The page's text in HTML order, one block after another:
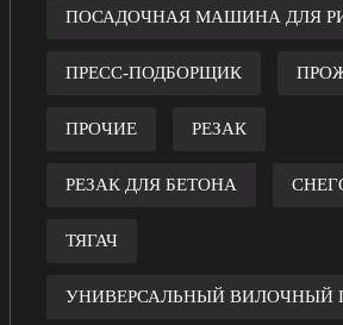
ПОСАДОЧНАЯ МАШИНА ДЛЯ
ПРЕСС-ПОДБОРЩИК
ПРОЧИЕ РЕЗАК
РЕЗАК ДЛЯ БЕТОНА
ТЯГАЧ
УНИВЕРСАЛЬНЫЙ ВИЛОЧНЫЙ